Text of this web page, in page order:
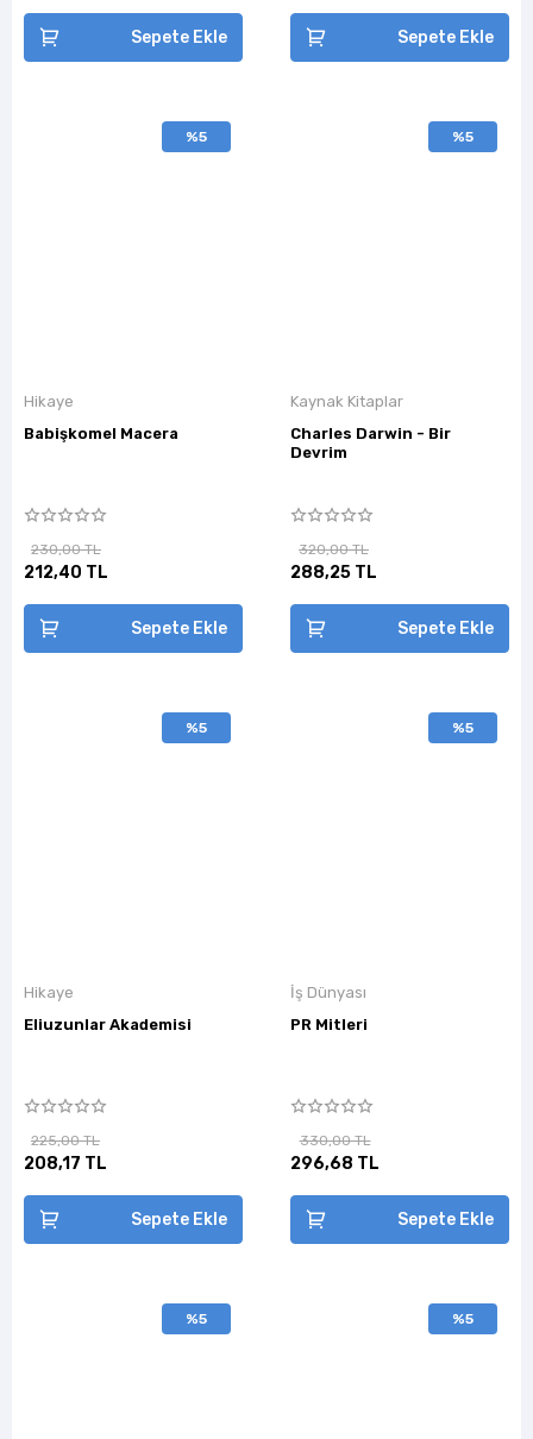
Sepete Ekle Sepete Ekle
%5
Hikaye
Babişkomel Macera
230,00 TL
212,40 TL
Sepete Ekle
%5
Kaynak Kitaplar
Charles Darwin - Bir
Devrim
320,00 TL
288,25 TL
Sepete Ekle
%5
Hikaye
Eliuzunlar Akademisi
225,00 TL
208,17 TL
Sepete Ekle
%5
İş Dünyası
PR Mitleri
330,00 TL
296,68 TL
Sepete Ekle
%5 %5